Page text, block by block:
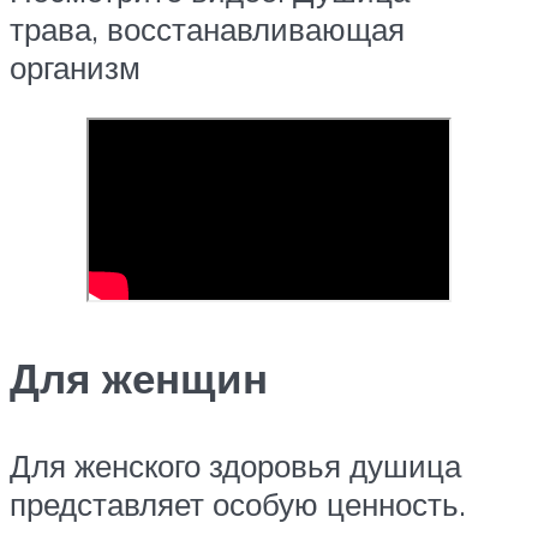
трава, восстанавливающая
организм
Для женщин
Для женского здоровья душица
представляет особую ценность.